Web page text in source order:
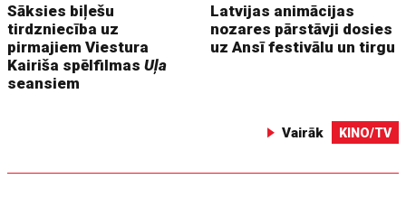
Sāksies biļešu
tirdzniecība uz
pirmajiem Viestura
Kairiša spēlfilmasUļa
seansiem
Latvijas animācijas
nozares pārstāvji dosies
uz Ansī festivālu un tirgu
Vairāk KINO/TV